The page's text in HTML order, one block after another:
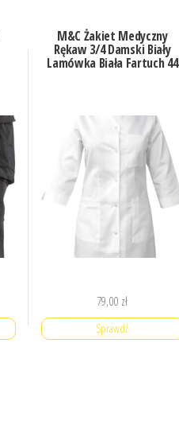
M&C Żakiet Medyczny
Rękaw 3/4 Damski Biały
Lamówka Biała Fartuch 44
79,00 zł
Sprawdź